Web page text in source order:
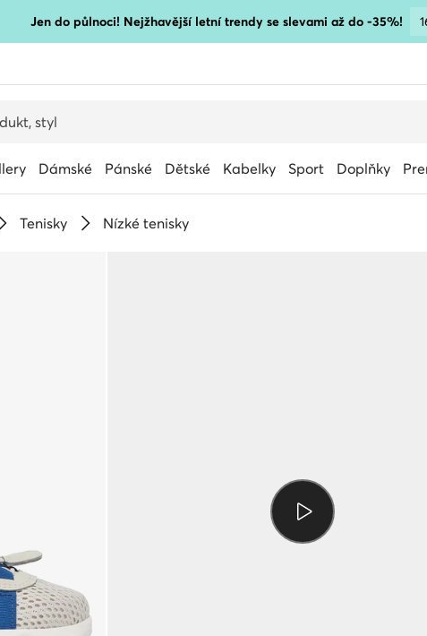
Jen do půlnoci! Nejžhavější letní trendy se slevami až do -35%!
Dámské Pánské Dětské Kabelky Sport Doplňky
Tenisky Nízké tenisky